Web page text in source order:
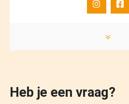
»
Heb je een vraag?